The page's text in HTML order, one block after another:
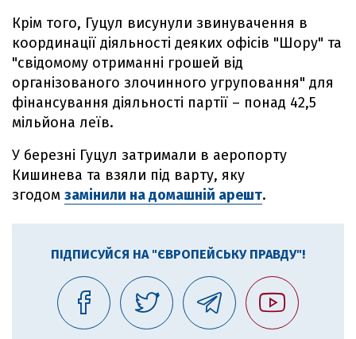
Крім того, Гуцул висунули звинувачення в
координації діяльності деяких офісів "Шору" та
"свідомому отриманні грошей від
організованого злочинного угруповання" для
фінансування діяльності партії – понад 42,5
мільйона леїв.
У березні Гуцул затримали в аеропорту
Кишинева та взяли під варту, яку
згодом замінили на домашній арешт.
ПІДПИСУЙСЯ НА "ЄВРОПЕЙСЬКУ ПРАВДУ"!